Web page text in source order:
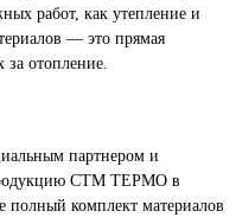
работ, как утепление и
— это прямая
отопление.
партнером и
СТМ ТЕРМО в
полный комплект материалов